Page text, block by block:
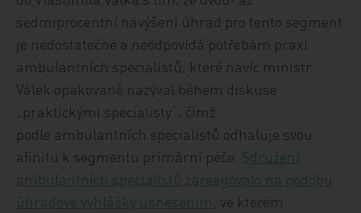
sedmiprocentní navýšení úhrad pro tento segment
je nedostatečné a neodpovídá potřebám praxí
ambulantních specialistů, které navíc ministr
Válek opakovaně nazýval během diskuse
„praktickými specialisty“, čímž
podle ambulantních specialistů odhaluje svou
afinitu k segmentu primární péče. Sdružení
ambulantních specialistů zareagovalo na podobu
úhradové vyhlášky usnesením, ve kterém